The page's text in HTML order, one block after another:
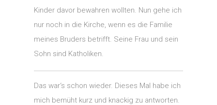
Kinder davor bewahren wollten. Nun gehe ich
nur noch in die Kirche, wenn es die Familie
meines Bruders betrifft. Seine Frau und sein
Sohn sind Katholiken.
Das war‘s schon wieder. Dieses Mal habe ich
mich bemüht kurz und knackig zu antworten.